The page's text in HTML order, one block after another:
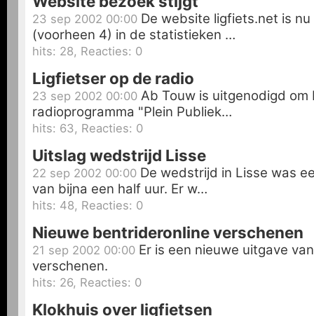
23 sep 2002 00:00 De website ligfiets.net is
(voorheen 4) in de statistieken …
hits: 28, Reacties: 0
Ligfietser op de radio
23 sep 2002 00:00 Ab Touw is uitgenodigd om
radioprogramma "Plein Publiek…
hits: 63, Reacties: 0
Uitslag wedstrijd Lisse
22 sep 2002 00:00 De wedstrijd in Lisse was
van bijna een half uur. Er w…
hits: 48, Reacties: 0
Nieuwe bentrideronline verschenen
21 sep 2002 00:00 Er is een nieuwe uitgave
verschenen.
hits: 26, Reacties: 0
Klokhuis over ligfietsen